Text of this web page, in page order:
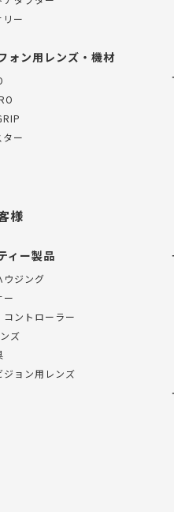
リー
ォン用レンズ・機材
ター
様
ィー製品
ウジング
ー
コントローラー
ズ
ジョン用レンズ